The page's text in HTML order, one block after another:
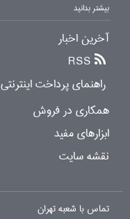
بیشتر بدانید
آخرین اخبار
RSS
راهنمای پرداخت اینترنتی
همکاری در فروش
ابزارهای مفید
نقشه سایت
تماس با شعبه تهران